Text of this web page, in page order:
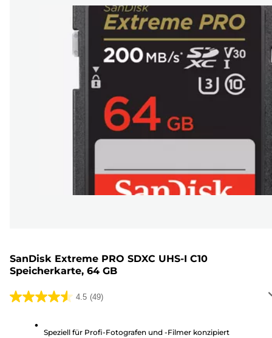
SanDisk Extreme PRO SDXC UHS-I C10
Speicherkarte, 64 GB
4.5 (49)
4.5
Speziell für Profi-Fotografen und -Filmer konzipiert